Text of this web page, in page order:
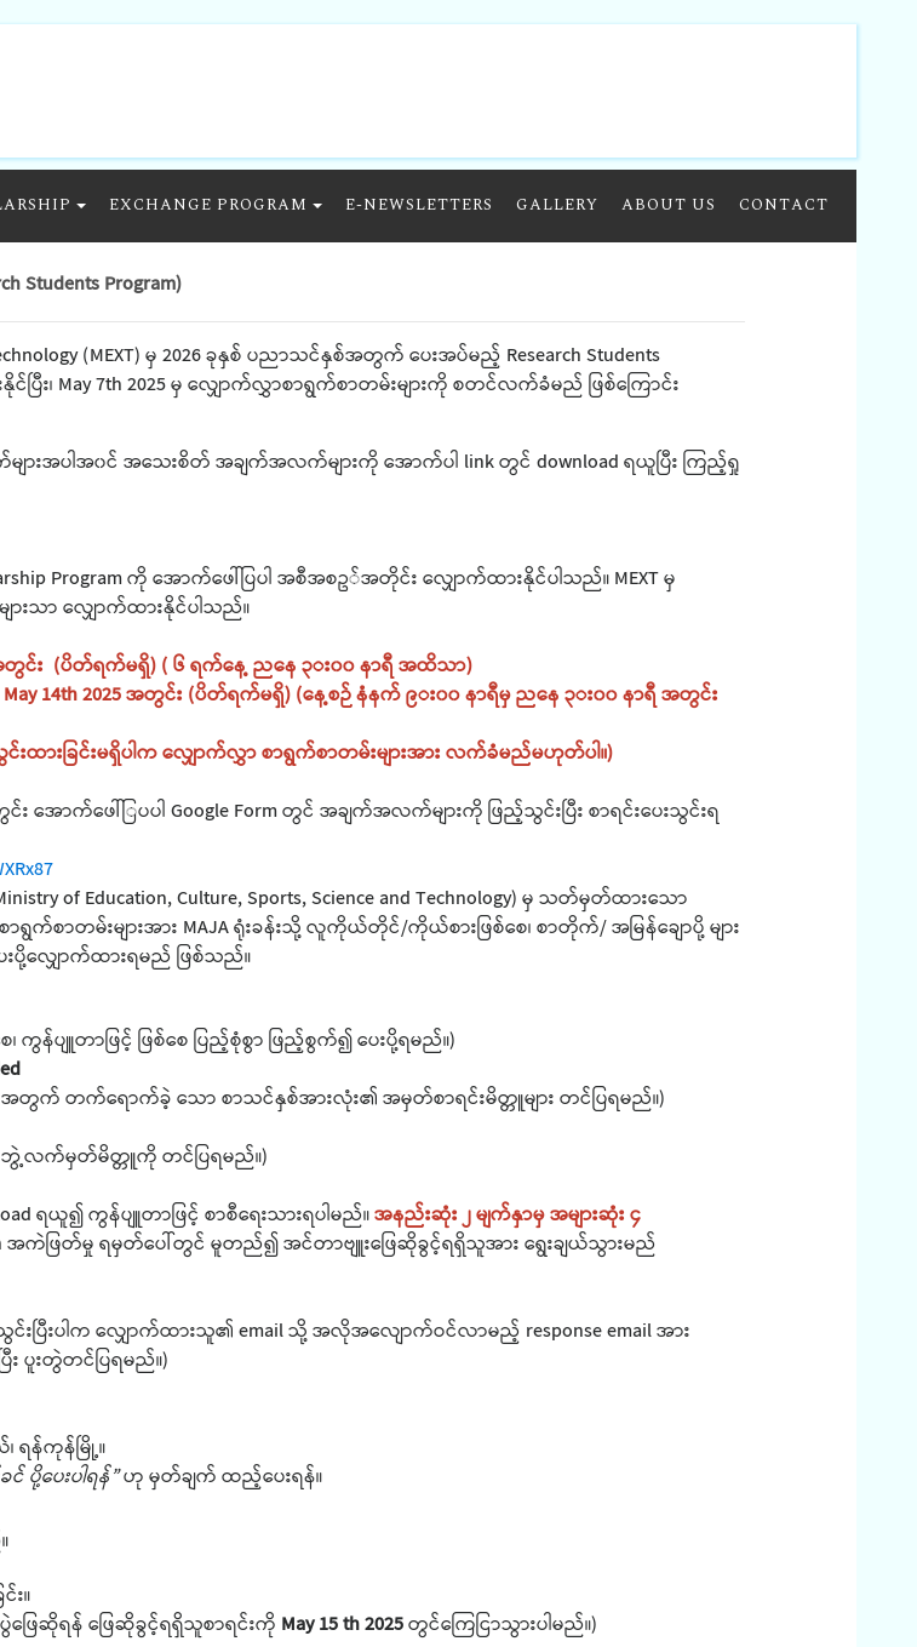
EXCHANGE PROGRAM E-NEWSLETTERS GALLERY ABOUT US CONTACT
Students Program)
(MEXT) မှ 2026 ခုနှစ် ပညာသင်နှစ်အတွက် ပေးအပ်မည့် Research Students
ပြီး၊ May 7th 2025 မှ လျှောက်လွှာစာရွက်စာတမ်းများကို စတင်လက်ခံမည် ဖြစ်ကြောင်း
ျားအပါအ၀င် အသေးစိတ် အချက်အလက်များကို အောက်ပါ link တွင် download ရယူပြီး ကြည့်ရှု
Program ကို အောက်ဖေါ်ပြပါ အစီအစဥ်အတိုင်း လျှောက်ထားနိုင်ပါသည်။ MEXT မှ
းသာ လျှောက်ထားနိုင်ပါသည်။
အတွင်း (ပိတ်ရက်မရှိ) ( ၆ ရက်နေ့ ညနေ ၃း၀၀ နာရီ အထိသာ)
မှ May 14th 2025 အတွင်း (ပိတ်ရက်မရှိ) (နေ့စဉ် နံနက် ၉း၀၀ နာရီမှ ညနေ ၃း၀၀ နာရီ အတွင်း
သွင်းထားခြင်းမရှိပါက လျှောက်လွှာ စာရွက်စာတမ်းများအား လက်ခံမည်မဟုတ်ပါ။)
အောက်ဖေါ်ြပပါ Google Form တွင် အချက်အလက်များကို ဖြည့်သွင်းပြီး စာရင်းပေးသွင်းရ
of Education, Culture, Sports, Science and Technology) မှ သတ်မှတ်ထားသော
တမ်းများအား MAJA ရုံးခန်းသို့ လူကိုယ်တိုင်/ကိုယ်စားဖြစ်စေ၊ စာတိုက်/ အမြန်ချောပို့ များ
ပို့လျှောက်ထားရမည် ဖြစ်သည်။
ကွန်ပျူတာဖြင့် ဖြစ်စေ ပြည့်စုံစွာ ဖြည့်စွက်၍ ပေးပို့ရမည်။)
အတွက် တက်ရောက်ခဲ့ သော စာသင်နှစ်အားလုံး၏ အမှတ်စာရင်းမိတ္တူများ တင်ပြရမည်။)
ဘွဲ့လက်မှတ်မိတ္တူကို တင်ပြရမည်။)
ရယူ၍ ကွန်ပျူတာဖြင့် စာစီရေးသားရပါမည်။အနည်းဆုံး ၂ မျက်နှာမှ အများဆုံး ၄
အကဲဖြတ်မှု ရမှတ်ပေါ်တွင် မူတည်၍ အင်တာဗျူးဖြေဆိုခွင့်ရရှိသူအား ရွေးချယ်သွားမည်
းသွင်းပြီးပါက လျှောက်ထားသူ၏ email သို့ အလိုအလျောက်ဝင်လာမည့် response email အား
ပူးတွဲတင်ပြရမည်။)
၊ ရန်ကုန်မြို့။
ပို့ပေးပါရန်”ဟု မှတ်ချက် ထည့်ပေးရန်။
း။
ဖြေဆိုရန် ဖြေဆိုခွင့်ရရှိသူစာရင်းကို May 15 th 2025တွင်ကြေငြာသွားပါမည်။)